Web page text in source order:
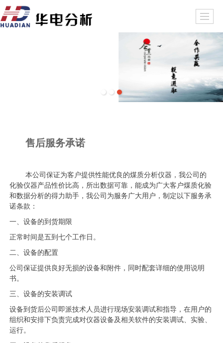
售后服务承诺
本公司保证为客户提供性能优良的煤质分析仪器，我公司的
化验仪器产品性价比高，所出数据可靠，能成为广大客户煤质化验
和数据分析的得力助手，我公司为服务广大用户，制定以下服务承
诺条款：
一、设备的到货期限
正常时间是五到七个工作日。
二、设备的配置
公司保证提供良好无损的设备和附件，同时配套详细的使用说明
书。
三、设备的安装调试
设备到货后公司即派技术人员进行现场安装调试和指导，在用户的
组织和安排下负责完成对仪器设备及相关软件的安装调试、实验、
运行。